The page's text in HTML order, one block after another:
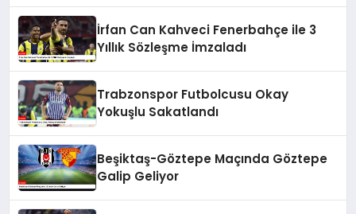
İrfan Can Kahveci Fenerbahçe ile 3
Yıllık Sözleşme İmzaladı
Trabzonspor Futbolcusu Okay
Yokuşlu Sakatlandı
Beşiktaş-Göztepe Maçında Göztepe
Galip Geliyor